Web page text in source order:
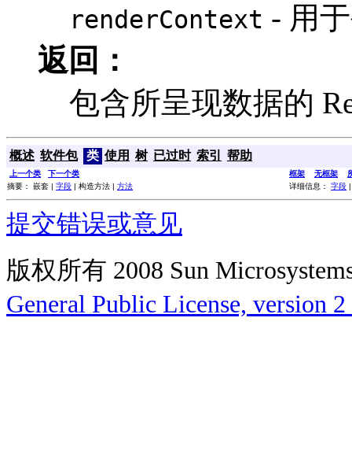
renderContext - 用
返回：
包含所呈现数据的
概述 软件包 类 使用 树 已过时 索引 帮助
上一个类 下一个类 框架 无框架
摘要： 嵌套 | 字段 | 构造方法 | 方法 详细信息： 字段
提交错误或意见
版权所有 2008 Sun
General Public License, version